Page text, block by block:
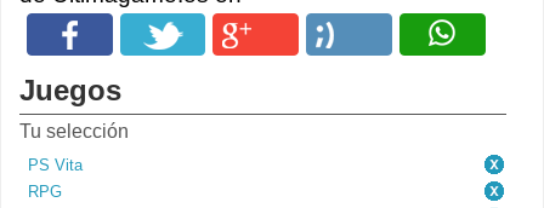
Juegos
Tu selección
PS Vita
RPG